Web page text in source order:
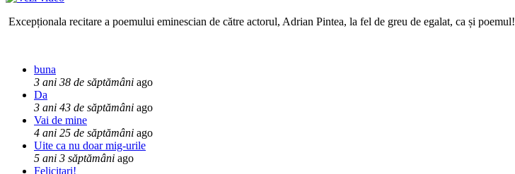
Excepționala recitare a poemului eminescian de către actorul, Adrian Pintea, la fel de greu de egalat, ca și poemul!
buna
3 ani 38 de săptămâni ago
Da
3 ani 43 de săptămâni ago
Vai de mine
4 ani 25 de săptămâni ago
Uite ca nu doar mig-urile
5 ani 3 săptămâni ago
Felicitari!